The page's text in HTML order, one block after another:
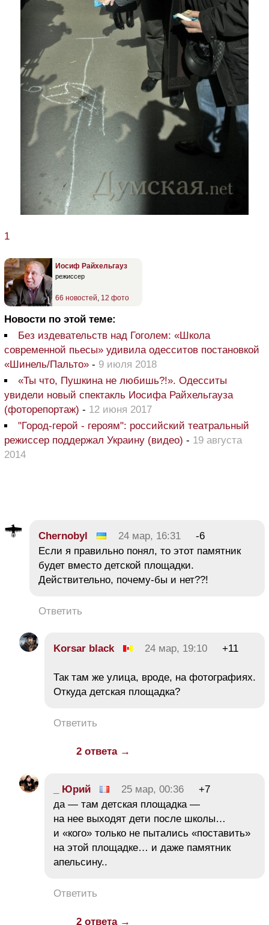
1
Иосиф Райхельгауз
режиссер
66 новостей, 12 фото
Новости по этой теме:
Без издевательств над Гоголем: «Школа
современной пьесы» удивила одесситов постановкой
«Шинель/Пальто» - 9 июля 2018
«Ты что, Пушкина не любишь?!». Одесситы
увидели новый спектакль Иосифа Райхельгауза
(фоторепортаж) - 12 июня 2017
"Город-герой - героям": российский театральный
режиссер поддержал Украину (видео) - 19 августа
2014
Chernobyl 24 мар, 16:31
-6
Если я правильно понял, то этот памятник
будет вместо детской площадки.
Действительно, почему-бы и нет??!
Ответить
Korsar black 24 мар, 19:10 +11
Так там же улица, вроде, на фотографиях.
Откуда детская площадка?
Ответить
2 ответа →
_ Юрий 25 мар, 00:36
+7
да — там детская площадка —
на нее выходят дети после школы…
и «кого» только не пытались «поставить»
на этой площадке… и даже памятник
апельсину..
Ответить
2 ответа →